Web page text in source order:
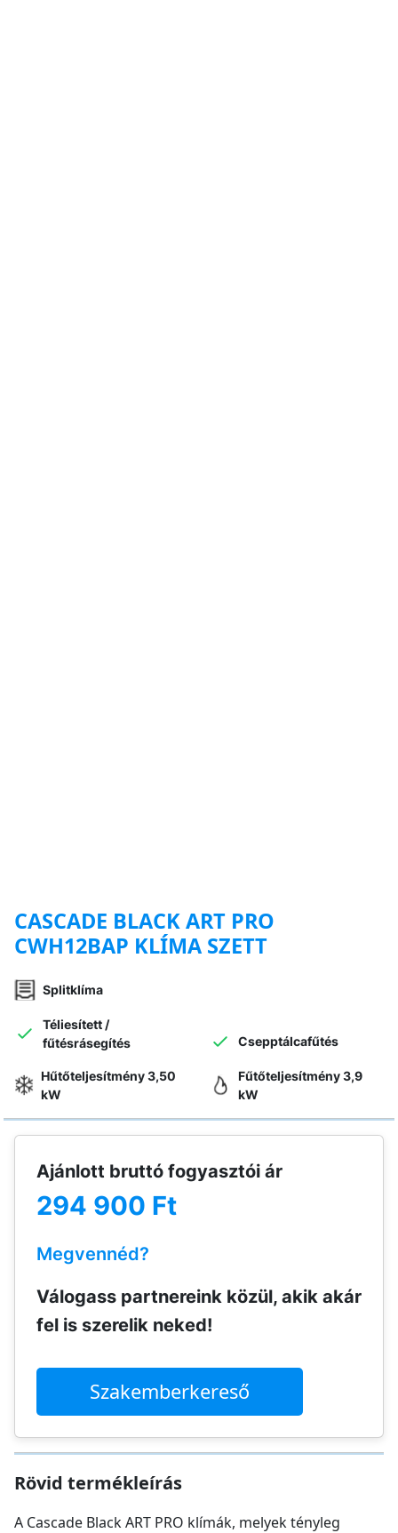
CASCADE BLACK ART PRO
CWH12BAP KLÍMA SZETT
Hűtőteljesítmény 3,50
kW
Téliesített /
fűtésrásegítés
Splitklíma
Fűtőteljesítmény 3,9
kW
Csepptálcafűtés
Ajánlott bruttó fogyasztói ár
294 900 Ft
Megvennéd?
Válogass partnereink közül, akik akár
fel is szerelik neked!
Szakemberkereső
Rövid termékleírás
A Cascade Black ART PRO klímák, melyek tényleg